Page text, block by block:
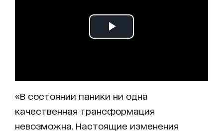
«В состоянии паники ни одна
качественная трансформация
невозможна. Настоящие изменения